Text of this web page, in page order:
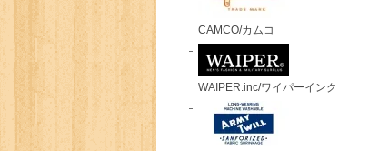
CAMCO/カムコ
WAIPER.inc/ワイパーインク